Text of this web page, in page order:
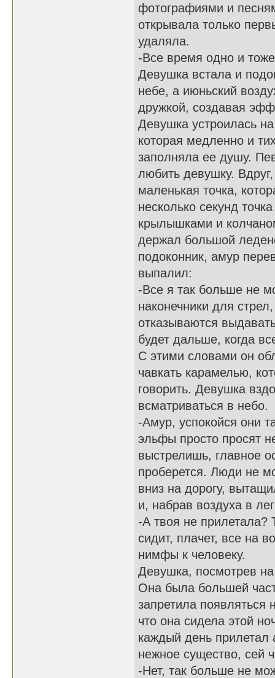
фотографиями и
открывала только
удаляла.
-Все время одно и
Девушка встала и
небе, а июньский
дружкой, создавая
Девушка устроилась
которая медленно и
заполняла ее душу.
любить девушку.
маленькая точка,
несколько секунд
крылышками и
держал большой
подоконник, амур
выпалил:
-Все я так больше не
наконечники для
отказываются
будет дальше, когда
С этими словами он
чавкать карамелью,
говорить. Девушка
всматриваться в небо.
-Амур, успокойся они
эльфы просто просят
выстрелишь, главное
проберется. Люди не
вниз на дорогу,
и, набрав воздуха в
-А твоя не прилетала?
сидит, плачет, все на
нимфы к человеку.
Девушка, посмотрев
Она была большей
запретила появляться
что она сидела этой
каждый день прилетал
нежное существо, сей
-Нет, так больше не